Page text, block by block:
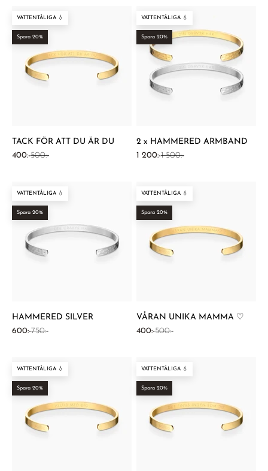
VATTENTÅLIGA 💧
Spara 20%
TACK FÖR ATT DU ÄR DU
REA-pris
400:-Pris
500:-
VATTENTÅLIGA 💧
Spara 20%
2 x HAMMERED ARMBAND
REA-pris
1 200:-Pris
1 500:-
VATTENTÅLIGA 💧
Spara 20%
HAMMERED SILVER
REA-pris
600:-Pris
750:-
VATTENTÅLIGA 💧
Spara 20%
VÅRAN UNIKA MAMMA ♡
REA-pris
400:-Pris
500:-
VATTENTÅLIGA 💧
Spara 20%
VATTENTÅLIGA 💧
Spara 20%